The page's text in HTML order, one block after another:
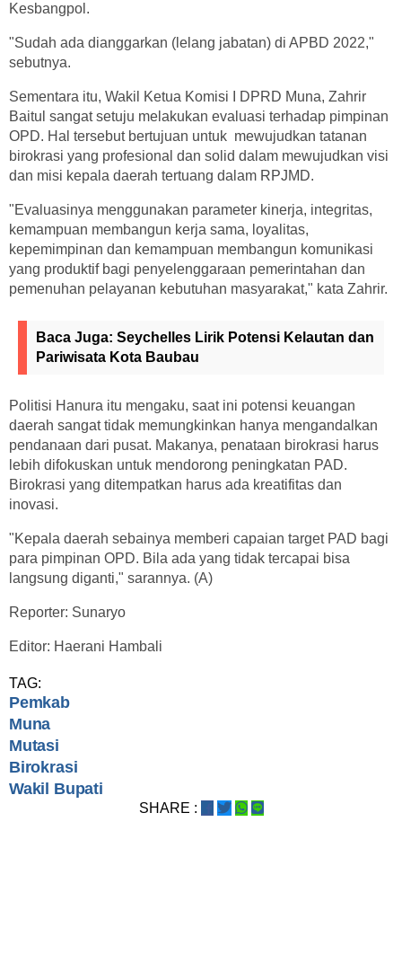
Kesbangpol.
"Sudah ada dianggarkan (lelang jabatan) di APBD 2022,"
sebutnya.
Sementara itu, Wakil Ketua Komisi I DPRD Muna, Zahrir
Baitul sangat setuju melakukan evaluasi terhadap pimpinan
OPD. Hal tersebut bertujuan untuk mewujudkan tatanan
birokrasi yang profesional dan solid dalam mewujudkan visi
dan misi kepala daerah tertuang dalam RPJMD.
"Evaluasinya menggunakan parameter kinerja, integritas,
kemampuan membangun kerja sama, loyalitas,
kepemimpinan dan kemampuan membangun komunikasi
yang produktif bagi penyelenggaraan pemerintahan dan
pemenuhan pelayanan kebutuhan masyarakat," kata Zahrir.
Baca Juga: Seychelles Lirik Potensi Kelautan dan
Pariwisata Kota Baubau
Politisi Hanura itu mengaku, saat ini potensi keuangan
daerah sangat tidak memungkinkan hanya mengandalkan
pendanaan dari pusat. Makanya, penataan birokrasi harus
lebih difokuskan untuk mendorong peningkatan PAD.
Birokrasi yang ditempatkan harus ada kreatifitas dan
inovasi.
"Kepala daerah sebainya memberi capaian target PAD bagi
para pimpinan OPD. Bila ada yang tidak tercapai bisa
langsung diganti," sarannya. (A)
Reporter: Sunaryo
Editor: Haerani Hambali
TAG:
Pemkab
Muna
Mutasi
Birokrasi
Wakil Bupati
SHARE :